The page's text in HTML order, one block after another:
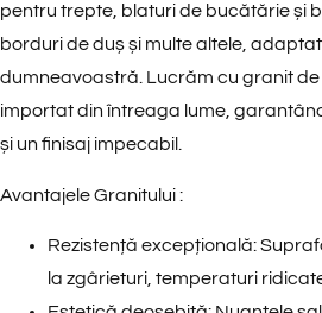
pentru trepte, blaturi de bucătărie și
borduri de duș și multe altele,
dumneavoastră. Lucrăm cu granit
importat din întreaga lume,
și un finisaj impecabil.
Avantajele Granitului :
Rezistență excepțională:
la zgârieturi, temperaturi